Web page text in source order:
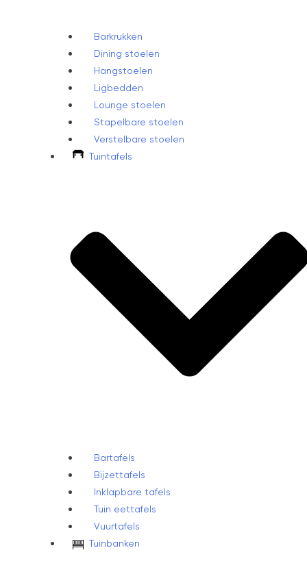
Barkrukken
Dining stoelen
Hangstoelen
Ligbedden
Lounge stoelen
Stapelbare stoelen
Verstelbare stoelen
Tuintafels
Bartafels
Bijzettafels
Inklapbare tafels
Tuin eettafels
Vuurtafels
Tuinbanken